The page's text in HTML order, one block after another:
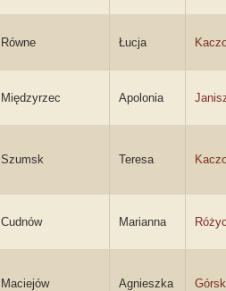
Równe Łucja
Międzyrzec Apolonia
Szumsk Teresa
Cudnów Marianna
Maciejów Agnieszka